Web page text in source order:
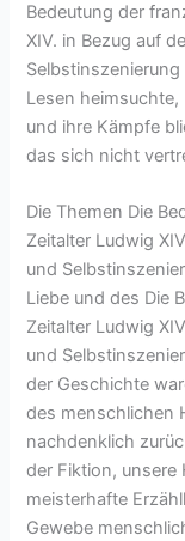
Bedeutung der
XIV. in Bezug auf
Lesen
und ihre Kämpfe
das sich nicht
Die Themen Die
Zeitalter Ludwig
und
Liebe und des Die
Zeitalter Ludwig
und
der Geschichte
des menschlichen
nachdenklich
der Fiktion, unsere
meisterhafte
Gewebe